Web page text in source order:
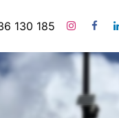
Sobre Nós
130 185